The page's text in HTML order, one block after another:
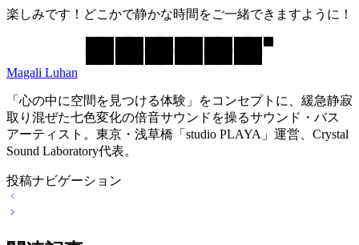
楽しみです！どこかで静かな時間をご一緒できますように！
Magali Luhan
「心の中に空間を見つける体験」をコンセプトに、緩急静寂
取り混ぜた七色変化の倍音サウンドを操るサウンド・バス
アーティスト。東京・浅草橋「studio PLAYA」運営、Crystal
Sound Laboratory代表。
投稿ナビゲーション